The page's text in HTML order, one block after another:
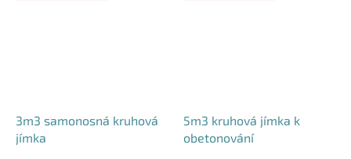
3m3 samonosná kruhová
jímka
5m3 kruhová jímka k
obetonování